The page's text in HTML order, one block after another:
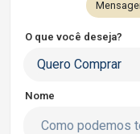
O que você deseja?
Quero Comprar
Nome